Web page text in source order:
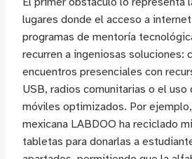
lugares donde el acceso a
programas de mentoría
recurren a ingeniosas soluciones:
encuentros presenciales con
USB, radios comunitarias o el
móviles optimizados. Por
mexicana LABDOO ha reciclado
tabletas para donarlas a